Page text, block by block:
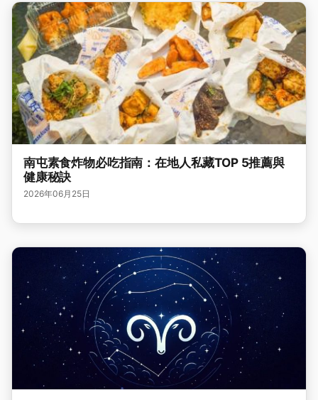
南屯素食炸物必吃指南：在地人私藏TOP 5推薦與
健康秘訣
2026年06月25日